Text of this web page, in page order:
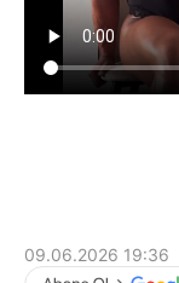
09.06.2026 19:36